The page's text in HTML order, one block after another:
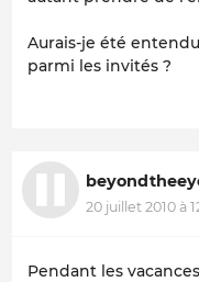
Aurais-je été
parmi les invités ?
20 juillet 2010 à
Pendant les